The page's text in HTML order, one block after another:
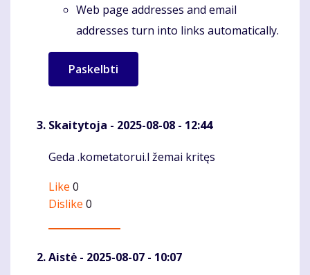
Web page addresses and email
addresses turn into links automatically.
Skaitytoja - 2025-08-08 - 12:44
Komentaras
Geda .kometatorui.l žemai kritęs
Like 0
Dislike 0
Aistė - 2025-08-07 - 10:07